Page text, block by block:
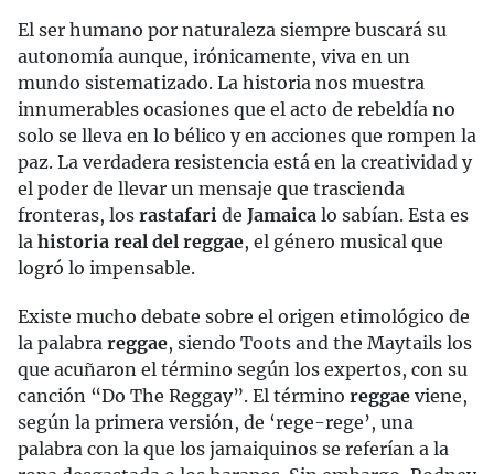
El ser humano por naturaleza siempre buscará su
autonomía aunque, irónicamente, viva en un
mundo sistematizado. La historia nos muestra
innumerables ocasiones que el acto de rebeldía no
solo se lleva en lo bélico y en acciones que rompen la
paz. La verdadera resistencia está en la creatividad y
el poder de llevar un mensaje que trascienda
fronteras, los rastafari de Jamaica lo sabían. Esta es
la historia real del reggae, el género musical que
logró lo impensable.
Existe mucho debate sobre el origen etimológico de
la palabra reggae, siendo Toots and the Maytails los
que acuñaron el término según los expertos, con su
canción “Do The Reggay”. El término reggae viene,
según la primera versión, de ‘rege-rege’, una
palabra con la que los jamaiquinos se referían a la